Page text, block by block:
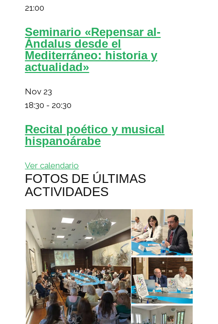
21:00
Seminario «Repensar al-
Ándalus desde el
Mediterráneo: historia y
actualidad»
Nov 23
18:30 - 20:30
Recital poético y musical
hispanoárabe
Ver calendario
FOTOS DE ÚLTIMAS
ACTIVIDADES